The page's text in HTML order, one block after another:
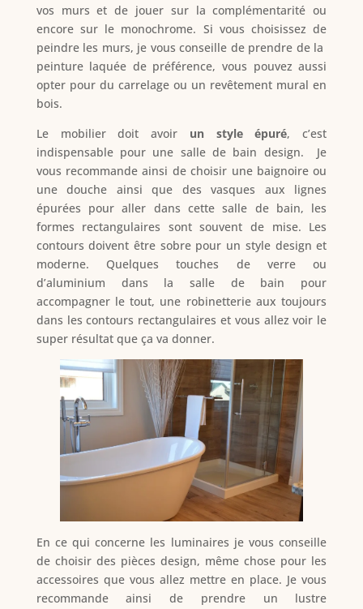
vos murs et de jouer sur la complémentarité ou
encore sur le monochrome. Si vous choisissez de
peindre les murs, je vous conseille de prendre de la
peinture laquée de préférence, vous pouvez aussi
opter pour du carrelage ou un revêtement mural en
bois.
Le mobilier doit avoir un style épuré, c’est
indispensable pour une salle de bain design. Je
vous recommande ainsi de choisir une baignoire ou
une douche ainsi que des vasques aux lignes
épurées pour aller dans cette salle de bain, les
formes rectangulaires sont souvent de mise. Les
contours doivent être sobre pour un style design et
moderne. Quelques touches de verre ou
d’aluminium dans la salle de bain pour
accompagner le tout, une robinetterie aux toujours
dans les contours rectangulaires et vous allez voir le
super résultat que ça va donner.
En ce qui concerne les luminaires je vous conseille
de choisir des pièces design, même chose pour les
accessoires que vous allez mettre en place. Je vous
recommande ainsi de prendre un lustre